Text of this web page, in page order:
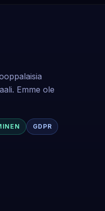
Emme ole
GDPR